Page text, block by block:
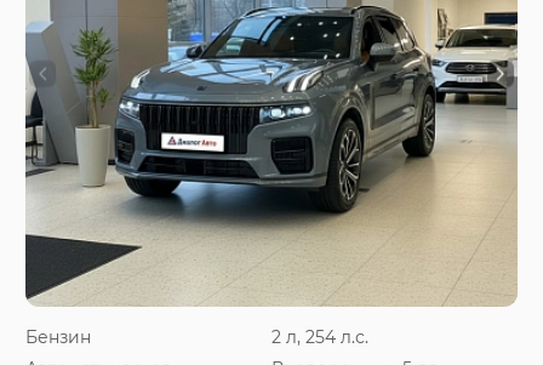
Бензин
2 л, 254 л.с.